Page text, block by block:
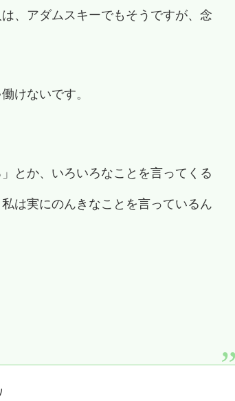
、アダムスキーでもそうですが、念
けないです。
とか、いろいろなことを言ってくる
は実にのんきなことを言っているん